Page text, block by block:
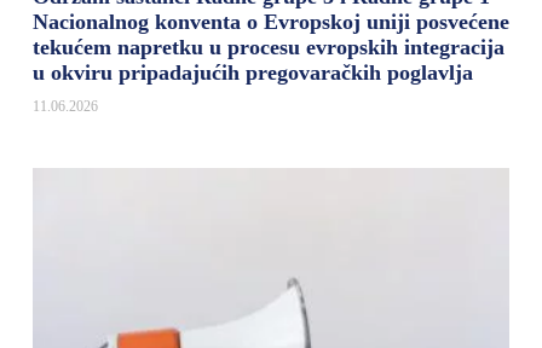
Nacionalnog konventa o Evropskoj uniji posvećene
tekućem napretku u procesu evropskih integracija
u okviru pripadajućih pregovaračkih poglavlja
11.06.2026